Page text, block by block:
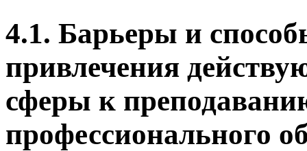
4.1. Барьеры и
привлечения
сферы к
профессионального